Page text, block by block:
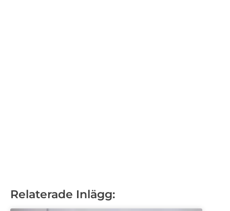
Relaterade Inlägg: